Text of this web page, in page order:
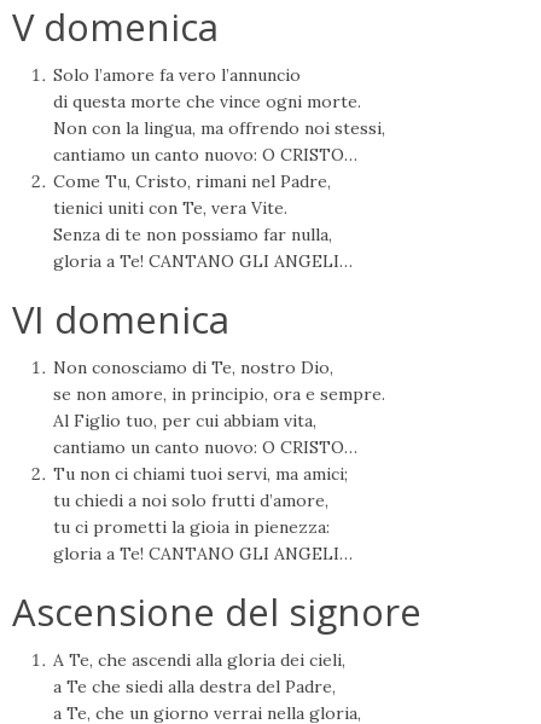
V domenica
Solo l’amore fa vero l’annuncio
di questa morte che vince ogni morte.
Non con la lingua, ma offrendo noi stessi,
cantiamo un canto nuovo: O CRISTO…
Come Tu, Cristo, rimani nel Padre,
tienici uniti con Te, vera Vite.
Senza di te non possiamo far nulla,
gloria a Te! CANTANO GLI ANGELI…
VI domenica
Non conosciamo di Te, nostro Dio,
se non amore, in principio, ora e sempre.
Al Figlio tuo, per cui abbiam vita,
cantiamo un canto nuovo: O CRISTO…
Tu non ci chiami tuoi servi, ma amici;
tu chiedi a noi solo frutti d’amore,
tu ci prometti la gioia in pienezza:
gloria a Te! CANTANO GLI ANGELI…
Ascensione del signore
A Te, che ascendi alla gloria dei cieli,
a Te che siedi alla destra del Padre,
a Te, che un giorno verrai nella gloria,